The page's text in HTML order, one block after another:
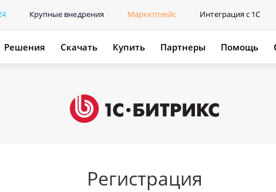
Крупные внедрения Маркетплейс Интеграция с 1С
Решения Скачать Купить Партнеры Помощь
Регистрация